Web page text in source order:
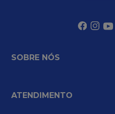
SOBRE NÓS
ATENDIMENTO